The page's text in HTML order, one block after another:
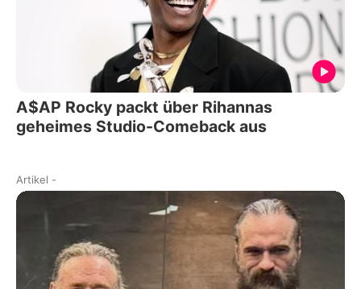
A$AP Rocky packt über Rihannas
geheimes Studio-Comeback aus
Artikel -